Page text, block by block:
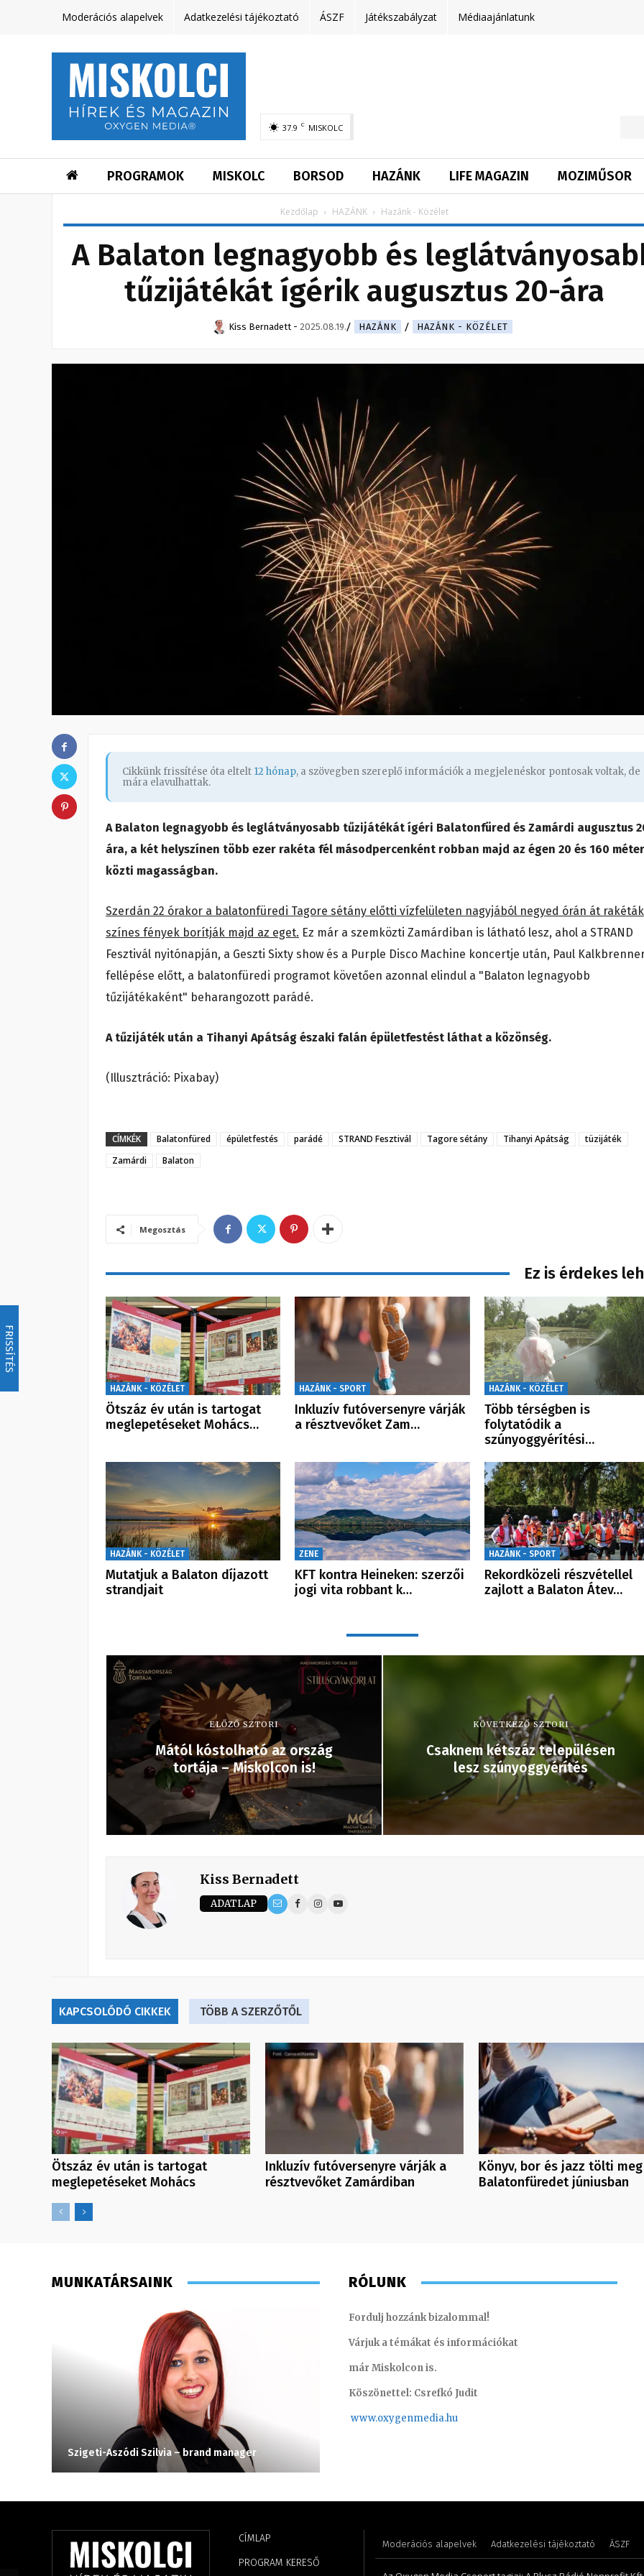
FRISSÍTÉS
Moderációs alapelvek Adatkezelési tájékoztató ÁSZF Játékszabályzat Médiaajánlatunk
37.9 C MISKOLC
PROGRAMOK MISKOLC BORSOD HAZÁNK LIFE MAGAZIN MOZIMŰSOR
Kezdőlap HAZÁNK Hazánk - Közélet
A Balaton legnagyobb és
tűzijátékát ígérik augusztus 20-ára
Kiss Bernadett - 2025.08.19. HAZÁNK HAZÁNK - KÖZÉLET
Cikkünk frissítése óta eltelt 12 hónap, a szövegben szereplő információk a megjelenéskor pontosak voltak, de
mára elavulhattak.
A Balaton legnagyobb és leglátványosabb tűzijátékát ígéri Balatonfüred és Zamárdi augusztus
ára, a két helyszínen több ezer rakéta fél másodpercenként robban majd az égen 20 és 160 méter
közti magasságban.
Szerdán 22 órakor a balatonfüredi Tagore sétány előtti vízfelületen nagyjából negyed órán át
színes fények borítják majd az eget. Ez már a szemközti Zamárdiban is látható lesz, ahol a STRAND
Fesztivál nyitónapján, a Geszti Sixty show és a Purple Disco Machine koncertje után, Paul
fellépése előtt, a balatonfüredi programot követően azonnal elindul a "Balaton legnagyobb
tűzijátékaként" beharangozott parádé.
A tűzijáték után a Tihanyi Apátság északi falán épületfestést láthat a közönség.
(Illusztráció: Pixabay)
CÍMKÉK Balatonfüred épületfestés parádé STRAND Fesztivál Tagore sétány Tihanyi Apátság
tüzijáték
Zamárdi
Balaton
Megosztás
Ez is érdekes
HAZÁNK - KÖZÉLET
Ötszáz év után is tartogat
meglepetéseket Mohács…
HAZÁNK - SPORT
Inkluzív futóversenyre várják
a résztvevőket Zam…
HAZÁNK - KÖZÉLET
Több térségben is
folytatódik a
szúnyoggyérítési…
HAZÁNK - KÖZÉLET
Mutatjuk a Balaton díjazott
strandjait
ZENE
KFT kontra Heineken: szerzői
jogi vita robbant k…
HAZÁNK - SPORT
Rekordközeli részvétellel
zajlott a Balaton Átev…
ELŐZŐ SZTORI
Mától kóstolható az ország
tortája – Miskolcon is!
KÖVETKEZŐ SZTORI
Csaknem kétszáz településen
lesz szúnyoggyérítés
Kiss Bernadett
ADATLAP
KAPCSOLÓDÓ CIKKEK TÖBB A SZERZŐTŐL
Ötszáz év után is tartogat
meglepetéseket Mohács
Inkluzív futóversenyre várják a
résztvevőket Zamárdiban
Könyv, bor és jazz tölti meg
Balatonfüredet júniusban
MUNKATÁRSAINK
Szigeti-Aszódi Szilvia – brand manager
RÓLUNK
Fordulj hozzánk bizalommal!
Várjuk a témákat és információkat
már Miskolcon is.
Köszönettel: Csrefkó Judit
www.oxygenmedia.hu
CÍMLAP
PROGRAM KERESŐ
Moderációs alapelvek Adatkezelési tájékoztató ÁSZF